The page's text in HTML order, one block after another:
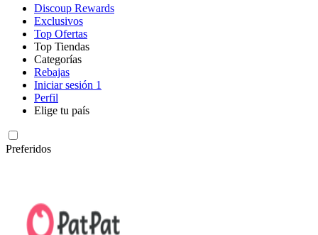
Discoup Rewards
Exclusivos
Top Ofertas
Top Tiendas
AliExpress
Amazon
Categorías
Electrónica e
Rebajas
Iniciar sesión 1
Perfil
Elige tu país
Preferidos